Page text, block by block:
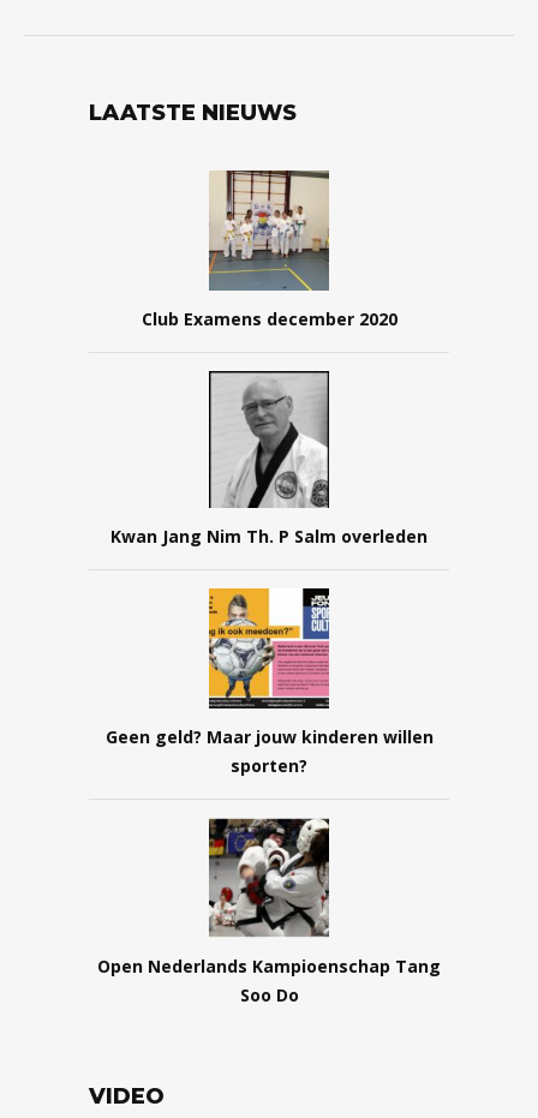
LAATSTE NIEUWS
Club Examens december 2020
Kwan Jang Nim Th. P Salm overleden
Geen geld? Maar jouw kinderen willen
sporten?
Open Nederlands Kampioenschap Tang
Soo Do
VIDEO